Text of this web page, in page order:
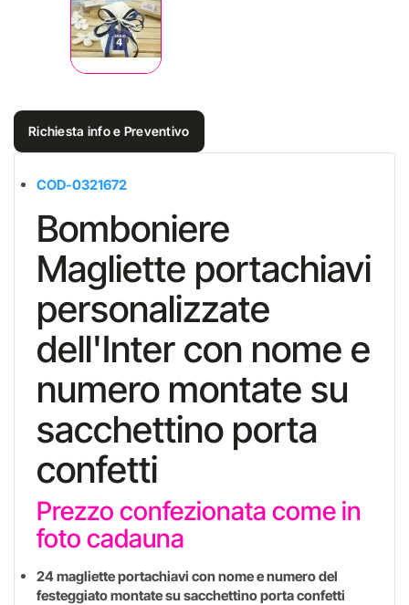
Richiesta info e Preventivo
COD-0321672
Bomboniere
Magliette portachiavi
personalizzate
dell'Inter con nome e
numero montate su
sacchettino porta
confetti
Prezzo confezionata come in
foto cadauna
24 magliette portachiavi con nome e numero del
festeggiato montate su sacchettino porta confetti